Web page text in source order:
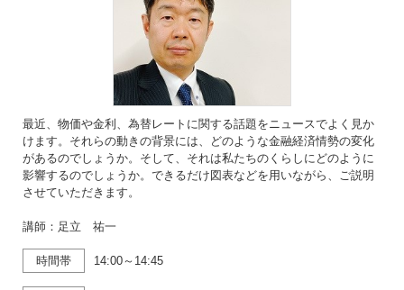
最近、物価や金利、為替レートに関する話題をニュースでよく見か
けます。それらの動きの背景には、どのような金融経済情勢の変化
があるのでしょうか。そして、それは私たちのくらしにどのように
影響するのでしょうか。できるだけ図表などを用いながら、ご説明
させていただきます。
講師：足立 祐一
時間帯 14:00～14:45